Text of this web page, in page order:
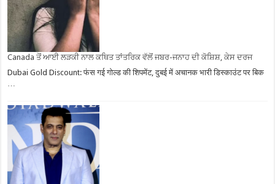
Canada ਤੋਂ ਆਈ ਲੜਕੀ ਨਾਲ ਕਥਿਤ ਤਾਂਤਰਿਕ ਵੱਲੋਂ ਜਬਰ-ਜਨਾਹ ਦੀ ਕੋਸ਼ਿਸ਼, ਕੇਸ ਦਰਜ
Dubai Gold Discount: फंस गई गोल्ड की शिपमेंट, दुबई में अचानक भारी डिस्काउंट पर बिक